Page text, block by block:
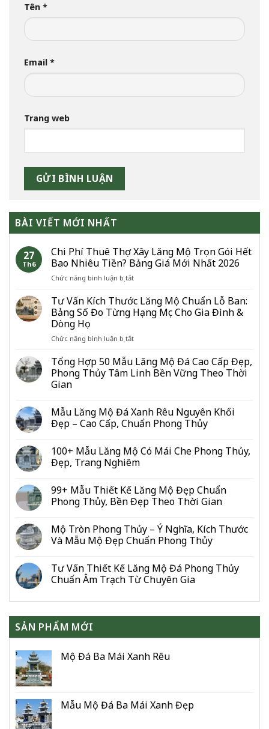
Tên *
Email *
Trang web
BÀI VIẾT MỚI NHẤT
27
Th6
Chi Phí Thuê Thợ Xây Lăng Mộ Trọn Gói Hết
Bao Nhiêu Tiền? Bảng Giá Mới Nhất 2026
Chức năng bình luận bị tắtở
Phí
Thuê
Thợ
Lăng
Trọn
Gói
Hết
Tiền?
Bảng
Giá
Nhất
2026
Tư Vấn Kích Thước Lăng Mộ Chuẩn Lỗ Ban:
Bảng Số Đo Từng Hạng Mục Cho Gia Đình &
Dòng Họ
Chức năng bình luận bị tắtở
Vấn
Kích
Thước
Chuẩn
Lỗ
Ban:
Số
Đo
Mục
Cho
&
Dòng
Tổng Hợp 50 Mẫu Lăng Mộ Đá Cao Cấp Đẹp,
Phong Thủy Tâm Linh Bền Vững Theo Thời
Gian
Mẫu Lăng Mộ Đá Xanh Rêu Nguyên Khối
Đẹp – Cao Cấp, Chuẩn Phong Thủy
100+ Mẫu Lăng Mộ Có Mái Che Phong Thủy,
Đẹp, Trang Nghiêm
99+ Mẫu Thiết Kế Lăng Mộ Đẹp Chuẩn
Phong Thủy, Bền Đẹp Theo Thời Gian
Mộ Tròn Phong Thủy – Ý Nghĩa, Kích Thước
Và Mẫu Mộ Đẹp Chuẩn Phong Thủy
Tư Vấn Thiết Kế Lăng Mộ Đá Phong Thủy
Chuẩn Âm Trạch Từ Chuyên Gia
SẢN PHẨM MỚI
Mộ Đá Ba Mái Xanh Rêu
Mẫu Mộ Đá Ba Mái Xanh Đẹp